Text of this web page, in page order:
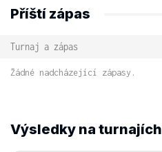
Příští zápas
Turnaj a zápas
Žádné nadcházející zápasy.
Výsledky na turnajích